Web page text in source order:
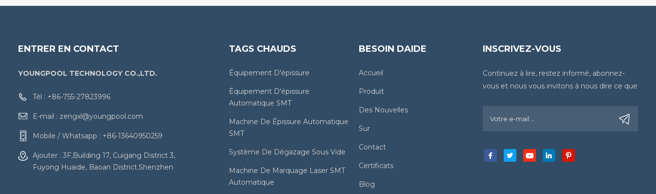
ENTRER EN CONTACT
YOUNGPOOL TECHNOLOGY CO.,LTD.
Tél : +86-755-27823996
E-mail : zengxl@youngpool.com
Mobile / Whatsapp : +86-13640950259
Ajouter : 3F,Building 17, Cuigang District 3,
Fuyong Huaide, Baoan District.Shenzhen
TAGS CHAUDS
Équipement D'épissure
Équipement D'épissure
Automatique SMT
Machine De Épissure Automatique
SMT
Système De Dégazage Sous Vide
Machine De Marquage Laser SMT
Automatique
BESOIN DAIDE
Accueil
Produit
Des Nouvelles
Sur
Contact
Certificats
Blog
INSCRIVEZ-VOUS
Continuez à lire, restez informé, abonnez-
vous et nous vous invitons à nous dire ce que